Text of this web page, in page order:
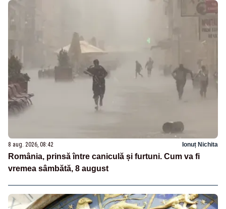
8 aug. 2026, 08:42 Ionuț Nichita
România, prinsă între caniculă și furtuni. Cum va fi
vremea sâmbătă, 8 august